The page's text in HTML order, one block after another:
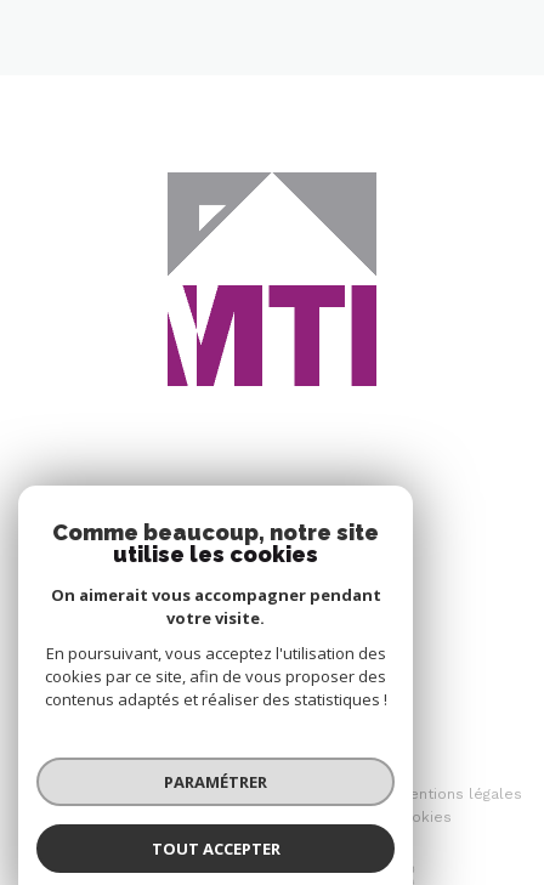
Nous adhérons
© 2026 | Tous droits réservés
Nos honoraires
Nos partenaires
Mentions légales
Cookies
Comme beaucoup, notre site
utilise les cookies
On aimerait vous accompagner pendant
votre visite.
En poursuivant, vous acceptez l'utilisation des
cookies par ce site, afin de vous proposer des
contenus adaptés et réaliser des statistiques !
PARAMÉTRER
TOUT ACCEPTER